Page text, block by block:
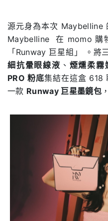
源元身為本次 Maybelline
Maybelline 在 momo 購
「Runway 巨星組」 。將
細抗暈眼線液 、 煙燻柔霧
PRO 粉底集結在這盒 618
一款 Runway 巨星墨鏡包